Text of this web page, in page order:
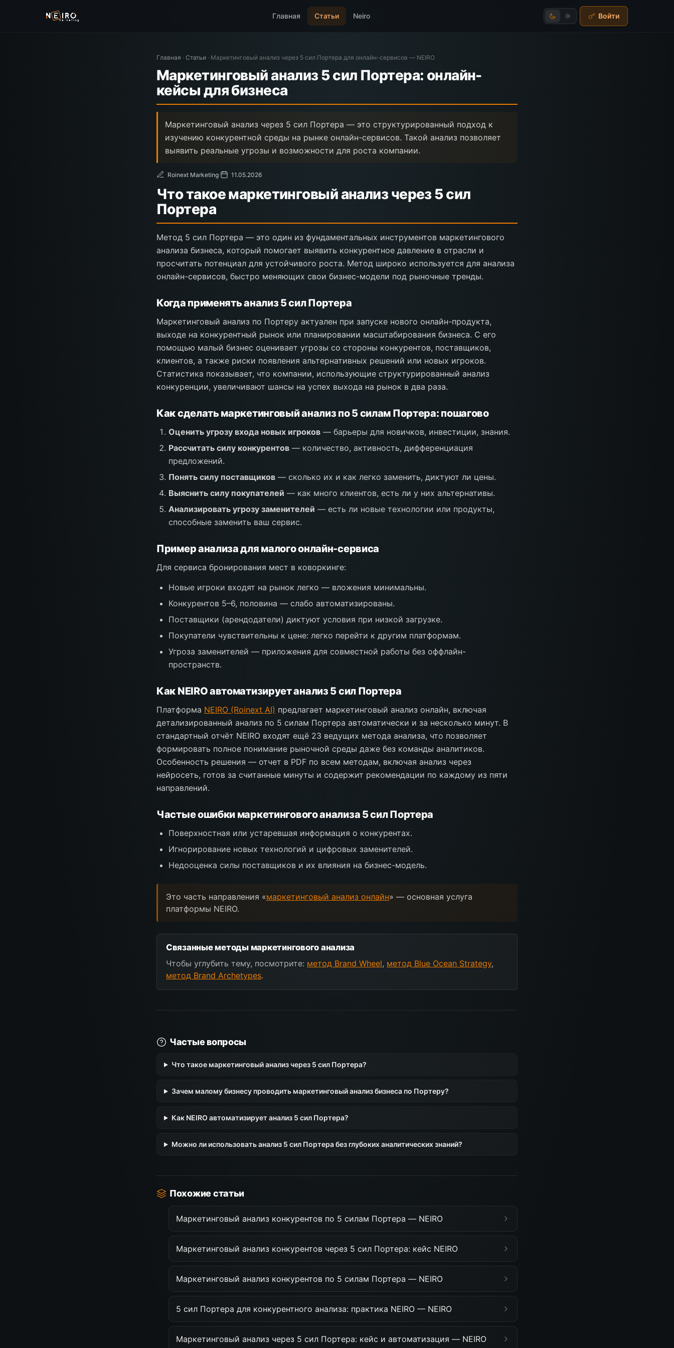
Главная Статьи Neiro Войти
Главная · Статьи · Маркетинговый анализ через 5 сил Портера для онлайн-сервисов — NEIRO
Маркетинговый анализ 5 сил Портера: онлайн-
кейсы для бизнеса
Маркетинговый анализ через 5 сил Портера — это структурированный подход к
изучению конкурентной среды на рынке онлайн-сервисов. Такой анализ позволяет
выявить реальные угрозы и возможности для роста компании.
Roinext Marketing· 11.05.2026
Что такое маркетинговый анализ через 5 сил
Портера
Метод 5 сил Портера — это один из фундаментальных инструментов маркетингового
анализа бизнеса, который помогает выявить конкурентное давление в отрасли и
просчитать потенциал для устойчивого роста. Метод широко используется для анализа
онлайн-сервисов, быстро меняющих свои бизнес-модели под рыночные тренды.
Когда применять анализ 5 сил Портера
Маркетинговый анализ по Портеру актуален при запуске нового онлайн-продукта,
выходе на конкурентный рынок или планировании масштабирования бизнеса. С его
помощью малый бизнес оценивает угрозы со стороны конкурентов, поставщиков,
клиентов, а также риски появления альтернативных решений или новых игроков.
Статистика показывает, что компании, использующие структурированный анализ
конкуренции, увеличивают шансы на успех выхода на рынок в два раза.
Как сделать маркетинговый анализ по 5 силам Портера: пошагово
Оценить угрозу входа новых игроков — барьеры для новичков, инвестиции, знания.
Рассчитать силу конкурентов — количество, активность, дифференциация
предложений.
Понять силу поставщиков — сколько их и как легко заменить, диктуют ли цены.
Выяснить силу покупателей — как много клиентов, есть ли у них альтернативы.
Анализировать угрозу заменителей — есть ли новые технологии или продукты,
способные заменить ваш сервис.
Пример анализа для малого онлайн-сервиса
Для сервиса бронирования мест в коворкинге:
Новые игроки входят на рынок легко — вложения минимальны.
Конкурентов 5–6, половина — слабо автоматизированы.
Поставщики (арендодатели) диктуют условия при низкой загрузке.
Покупатели чувствительны к цене: легко перейти к другим платформам.
Угроза заменителей — приложения для совместной работы без оффлайн-
пространств.
Как NEIRO автоматизирует анализ 5 сил Портера
Платформа NEIRO (Roinext AI) предлагает маркетинговый анализ онлайн, включая
детализированный анализ по 5 силам Портера автоматически и за несколько минут. В
стандартный отчёт NEIRO входят ещё 23 ведущих метода анализа, что позволяет
формировать полное понимание рыночной среды даже без команды аналитиков.
Особенность решения — отчет в PDF по всем методам, включая анализ через
нейросеть, готов за считанные минуты и содержит рекомендации по каждому из пяти
направлений.
Частые ошибки маркетингового анализа 5 сил Портера
Поверхностная или устаревшая информация о конкурентах.
Игнорирование новых технологий и цифровых заменителей.
Недооценка силы поставщиков и их влияния на бизнес-модель.
Это часть направления «маркетинговый анализ онлайн» — основная услуга
платформы NEIRO.
Связанные методы маркетингового анализа
Чтобы углубить тему, посмотрите: метод Brand Wheel, метод Blue Ocean Strategy,
метод Brand Archetypes.
Частые вопросы
Что такое маркетинговый анализ через 5 сил Портера?
Зачем малому бизнесу проводить маркетинговый анализ бизнеса по Портеру?
Как NEIRO автоматизирует анализ 5 сил Портера?
Можно ли использовать анализ 5 сил Портера без глубоких аналитических знаний?
Похожие статьи
Маркетинговый анализ конкурентов по 5 силам Портера — NEIRO
Маркетинговый анализ конкурентов через 5 сил Портера: кейс NEIRO
Маркетинговый анализ конкурентов по 5 силам Портера — NEIRO
5 сил Портера для конкурентного анализа: практика NEIRO — NEIRO
Маркетинговый анализ через 5 сил Портера: кейс и автоматизация — NEIRO